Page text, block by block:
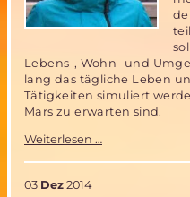
Lebens-, Wohn- und
lang das tägliche Leben
Tätigkeiten simuliert
Mars zu erwarten sind.
Weiterlesen …
03 Dez 2014